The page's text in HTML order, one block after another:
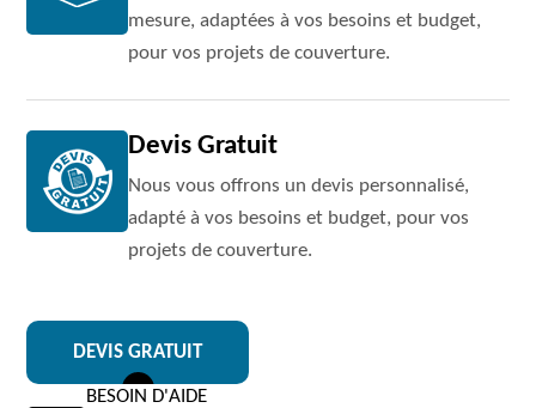
mesure, adaptées à vos besoins et budget,
pour vos projets de couverture.
Devis Gratuit
Nous vous offrons un devis personnalisé,
adapté à vos besoins et budget, pour vos
projets de couverture.
DEVIS GRATUIT
BESOIN D'AIDE